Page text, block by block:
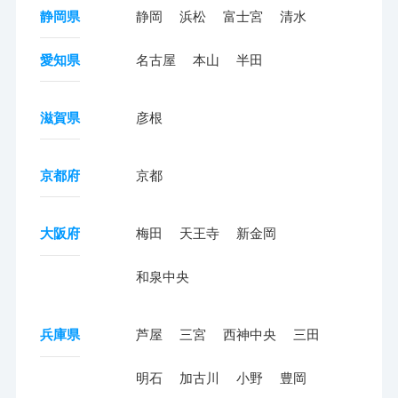
静岡県 静岡 浜松 富士宮 清水
愛知県 名古屋 本山 半田
滋賀県 彦根
京都府 京都
大阪府 梅田 天王寺 新金岡
和泉中央
兵庫県 芦屋 三宮 西神中央 三田
明石 加古川 小野 豊岡